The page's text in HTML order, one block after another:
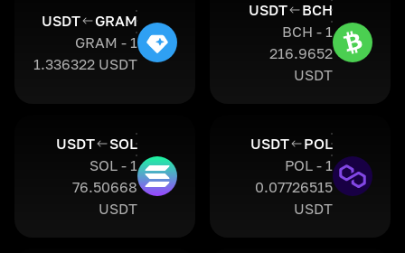
BCH
USDT
1 BCH -
216.9652
USDT
GRAM
USDT
1 GRAM -
1.336322 USDT
POL
USDT
1 POL -
0.07726515
USDT
SOL
USDT
1 SOL -
76.50668
USDT